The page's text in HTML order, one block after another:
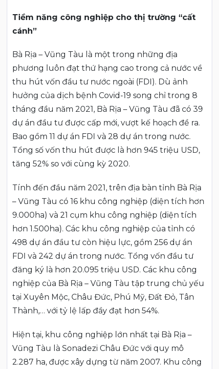
Tiềm năng công nghiệp cho thị trường “cất
cánh”
Bà Rịa – Vũng Tàu là một trong những địa
phương luôn đạt thứ hạng cao trong cả nước về
thu hút vốn đầu tư nước ngoài (FDI). Dù ảnh
hưởng của dịch bệnh Covid-19 song chỉ trong 8
tháng đầu năm 2021, Bà Rịa – Vũng Tàu đã có 39
dự án đầu tư được cấp mới, vượt kế hoạch đề ra.
Bao gồm 11 dự án FDI và 28 dự án trong nước.
Tổng số vốn thu hút được là hơn 945 triệu USD,
tăng 52% so với cùng kỳ 2020.
Tính đến đầu năm 2021, trên địa bàn tỉnh Bà Rịa
– Vũng Tàu có 16 khu công nghiệp (diện tích hơn
9.000ha) và 21 cụm khu công nghiệp (diện tích
hơn 1.500ha). Các khu công nghiệp của tỉnh có
498 dự án đầu tư còn hiệu lực, gồm 256 dự án
FDI và 242 dự án trong nước. Tổng vốn đầu tư
đăng ký là hơn 20.095 triệu USD. Các khu công
nghiệp của Bà Rịa – Vũng Tàu tập trung chủ yếu
tại Xuyên Mộc, Châu Đức, Phú Mỹ, Đất Đỏ, Tân
Thành,… với tỷ lệ lấp đầy đạt hơn 54%.
Hiện tại, khu công nghiệp lớn nhất tại Bà Rịa –
Vũng Tàu là Sonadezi Châu Đức với quy mô
2.287 ha, được xây dựng từ năm 2007. Khu công